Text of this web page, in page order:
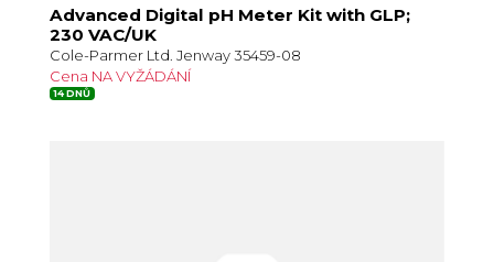
Advanced Digital pH Meter Kit with GLP;
230 VAC/UK
Cole-Parmer Ltd. Jenway 35459-08
Cena NA VYŽÁDÁNÍ
14 DNŮ